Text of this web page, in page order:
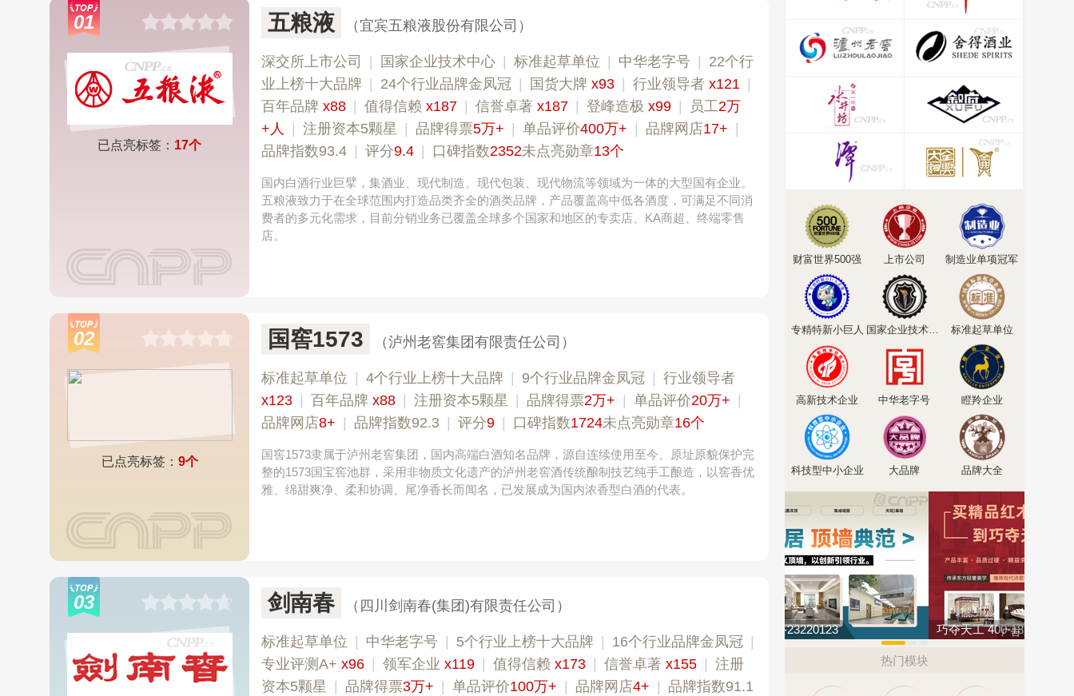
01
已点亮标签： 17个
五粮液 （宜宾五粮液股份有限公司）
深交所上市公司 国家企业技术中心 标准起草单位 中华老字号
22个行
业上榜十大品牌
24个行业品牌金凤冠 国货大牌 x93 行业领导者 x121
百年品牌 x88 值得信赖 x187 信誉卓著 x187 登峰造极 x99 员工2万
+人
注册资本5颗星 品牌得票5万+ 单品评价400万+ 品牌网店17+
品牌指数93.4
评分9.4 口碑指数2352未点亮勋章13个
国内白酒行业巨擘，集酒业、现代制造、现代包装、现代物流等领域为一体的大型国有企业。
五粮液致力于在全球范围内打造品类齐全的酒类品牌，产品覆盖高中低各酒度，可满足不同消
费者的多元化需求，目前分销业务已覆盖全球多个国家和地区的专卖店、KA商超、终端零售
店。
02
已点亮标签： 9个
国窖1573 （泸州老窖集团有限责任公司）
标准起草单位 4个行业上榜十大品牌 9个行业品牌金凤冠
行业领导者
x123
百年品牌 x88 注册资本5颗星 品牌得票2万+ 单品评价20万+
品牌网店8+ 品牌指数92.3 评分9 口碑指数1724未点亮勋章16个
国窖1573隶属于泸州老窖集团，国内高端白酒知名品牌，源自连续使用至今、原址原貌保护完
整的1573国宝窖池群，采用非物质文化遗产的泸州老窖酒传统酿制技艺纯手工酿造，以窖香优
雅、绵甜爽净、柔和协调、尾净香长而闻名，已发展成为国内浓香型白酒的代表。
03 剑南春 （四川剑南春(集团)有限责任公司）
标准起草单位 中华老字号 5个行业上榜十大品牌 16个行业品牌金凤冠
专业评测A+ x96 领军企业 x119 值得信赖 x173 信誉卓著 x155
注册
资本5颗星
品牌得票3万+ 单品评价100万+ 品牌网店4+
品牌指数91.1
财富世界500强 上市公司 制造业单项冠军
专精特新小巨人 国家企业技术中心 标准起草单位
高新技术企业 中华老字号 瞪羚企业
科技型中小企业 大品牌 品牌大全
巧夺天工 400-189-0909 广告
热门模块